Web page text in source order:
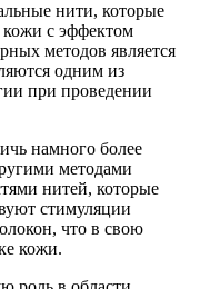
нити, которые
кожи с эффектом
методов является
одним из
при проведении
намного более
методами
нитей, которые
стимуляции
что в свою
кожи.